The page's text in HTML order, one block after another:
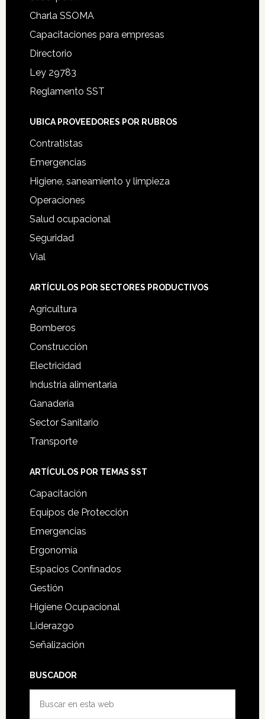
Charla SSOMA
Capacitaciones para empresas
Directorio
Ley 29783
Reglamento SST
UBICA PROVEEDORES POR RUBROS
Contratistas
Emergencias
Higiene, saneamiento y limpieza
Operaciones
Salud ocupacional
Seguridad
Vial
ARTÍCULOS POR SECTORES PRODUCTIVOS
Agricultura
Bomberos
Construcción
Electricidad
Industria alimentaria
Ganadería
Sector Sanitario
Transporte
ARTÍCULOS POR TEMAS SST
Capacitación
Equipos de Protección
Emergencias
Ergonomía
Espacios Confinados
Gestión
Higiene Ocupacional
Liderazgo
Señalización
BUSCADOR